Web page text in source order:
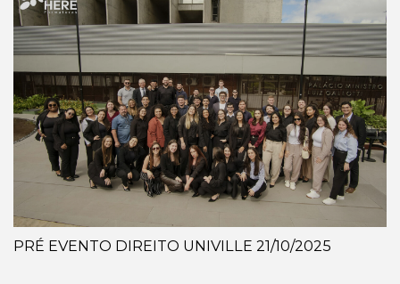
PRÉ EVENTO DIREITO UNIVILLE 21/10/2025